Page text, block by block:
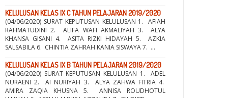
KELULUSAN KELAS IX C TAHUN PELAJARAN 2019/2020
(04/06/2020) SURAT KEPUTUSAN KELULUSAN 1. AFIAH
RAHMATUDINI 2. ALIFA WAFI AKMALIYAH 3. ALYA
KHANSA GISANI 4. ASITA RIZKI HIDAYAH 5. AZKIA
SALSABILA 6. CHINTIA ZAHRAH KANIA SISWAYA 7. ...
KELULUSAN KELAS IX B TAHUN PELAJARAN 2019/2020
(04/06/2020) SURAT KEPUTUSAN KELULUSAN 1. ADEL
NURAENI 2. AI NURIYAH 3. ALYA ZAHWA FITRIA 4.
AMIRA ZAQIA KHUSNA 5. ANNISA ROUDHOTUL